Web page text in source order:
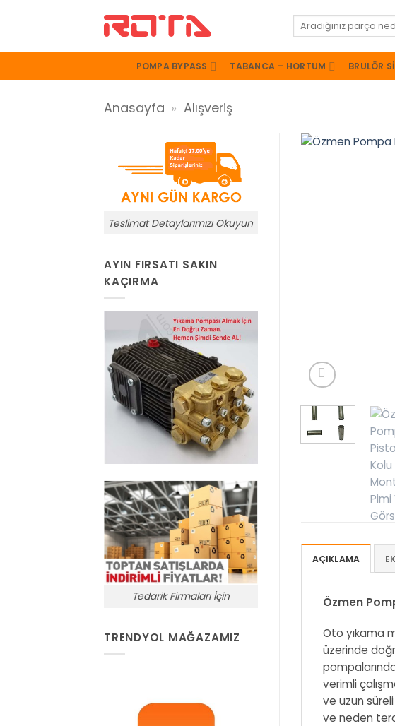
Ara:
POMPA BYPASS TABANCA – HORTUM BRULÖR
Anasayfa » Alışveriş
Teslimat Detaylarımızı Okuyun
AYIN FIRSATI SAKIN
KAÇIRMA
Tedarik Firmaları İçin
TRENDYOL MAĞAZAMIZ
AÇIKLAMA
Özmen
Oto yıkama
üzerinde
verimli
ve uzun
ve neden